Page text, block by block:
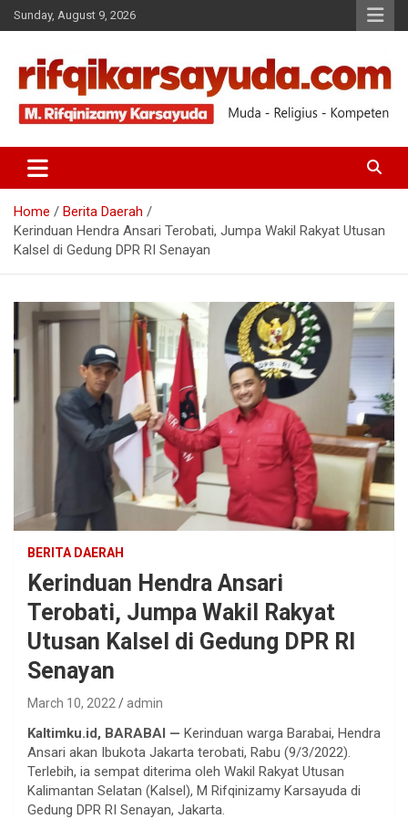
Sunday, August 9, 2026
RIFQI KARSAYUDA
Home
Berita Daerah
Kerinduan Hendra Ansari Terobati, Jumpa Wakil Rakyat Utusan
Kalsel di Gedung DPR RI Senayan
BERITA DAERAH
Kerinduan Hendra Ansari
Terobati, Jumpa Wakil Rakyat
Utusan Kalsel di Gedung DPR RI
Senayan
March 10, 2022 admin
Kaltimku.id, BARABAI — Kerinduan warga Barabai, Hendra
Ansari akan Ibukota Jakarta terobati, Rabu (9/3/2022).
Terlebih, ia sempat diterima oleh Wakil Rakyat Utusan
Kalimantan Selatan (Kalsel), M Rifqinizamy Karsayuda di
Gedung DPR RI Senayan, Jakarta.